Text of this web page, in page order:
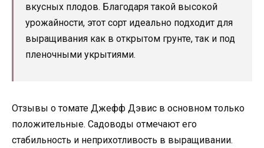
вкусных плодов. Благодаря такой высокой
урожайности, этот сорт идеально подходит для
выращивания как в открытом грунте, так и под
пленочными укрытиями.
Отзывы о томате Джефф Дэвис в основном только
положительные. Садоводы отмечают его
стабильность и неприхотливость в выращивании.